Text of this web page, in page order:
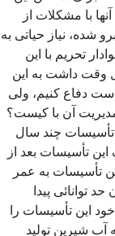
با مشکلات از
شده، نیاز حیاتی به
تحریم با این
رژیم پهلوی بیش از ۵۰ سال وقت داشت به این
دفاع کنیم، ولی
آن با کیست؟
چند سال
این تأسیسات بعد از
تأسیسات به عمر
توانائی پیدا
این تأسیسات را
آب شیرین تولید